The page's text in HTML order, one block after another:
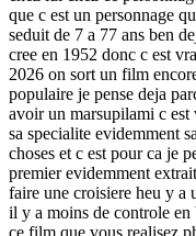
que c est un personnage
seduit de 7 a 77 ans ben
cree en 1952 donc c est
2026 on sort un film
populaire je pense deja
avoir un marsupilami c
sa specialite evidemment
choses et c est pour ca je
premier evidemment
faire une croisiere heu y a
il y a moins de controle en
ce film que vous realisez